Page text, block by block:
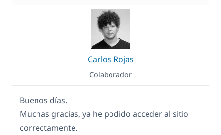
Carlos Rojas
Colaborador
Buenos días.
Muchas gracias, ya he podido acceder al sitio
correctamente.